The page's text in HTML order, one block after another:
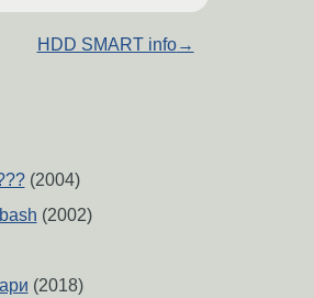
HDD SMART info→
(2004)
(2002)
(2018)